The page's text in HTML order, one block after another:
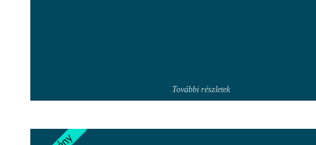
További részletek